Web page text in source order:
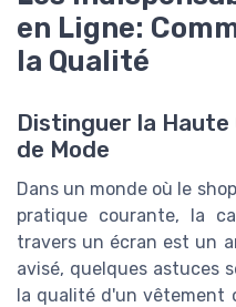
en Ligne:
la Qualité
Distinguer la
de Mode
Dans un monde où le
pratique courante, la
travers un écran est un
avisé, quelques astuces
la qualité d'un vêtement